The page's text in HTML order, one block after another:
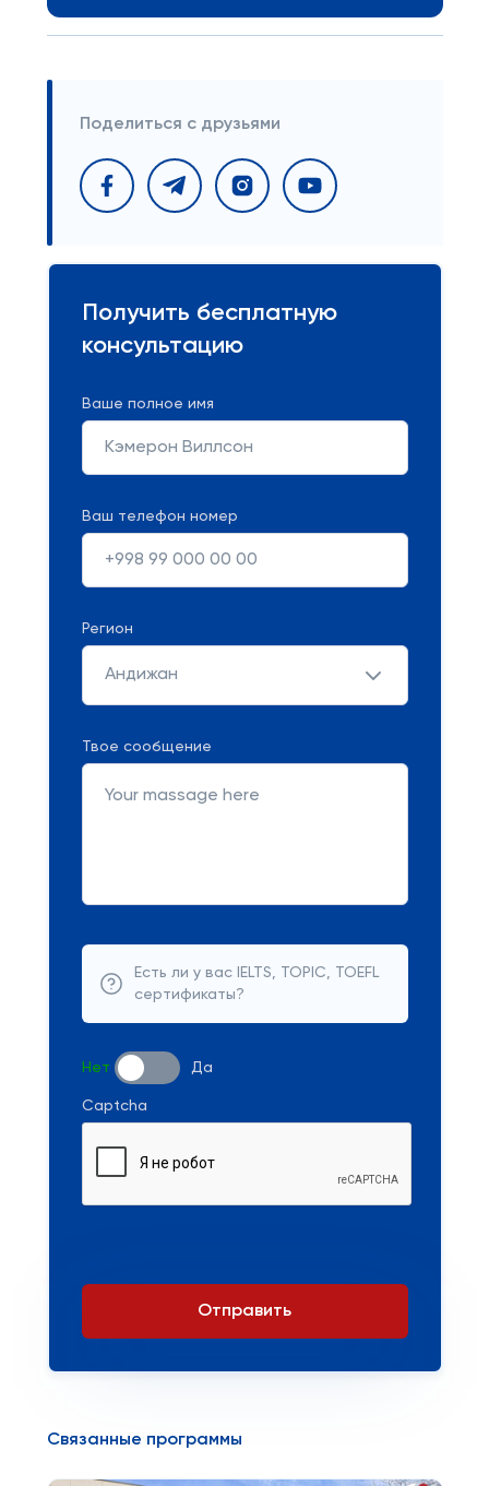
Поделиться с друзьями
Получить бесплатную
консультацию
Ваше полное имя
Ваш телефон номер
Регион
Андижан
Твое сообщение
Есть ли у вас IELTS, TOPIC, TOEFL
сертификаты?
Нет Да
Captcha
Отправить
Связанные программы